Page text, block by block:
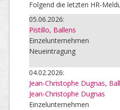
Folgend die letzten HR-
05.06.2026:
Pistillo, Ballens
Einzelunternehmen
Neueintragung
04.02.2026:
Jean-Christophe Dugnas,
Jean-Christophe Dugnas
Einzelunternehmen